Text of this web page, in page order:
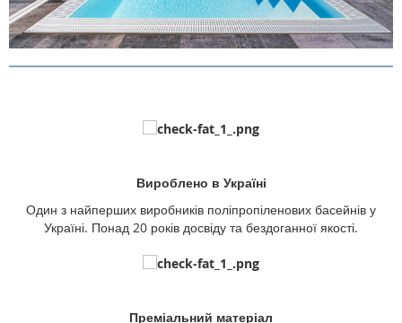
Вироблено в Україні
Один з найперших виробників поліпропіленових басейнів у
Україні. Понад 20 років досвіду та бездоганної якості.
Преміальний матеріал